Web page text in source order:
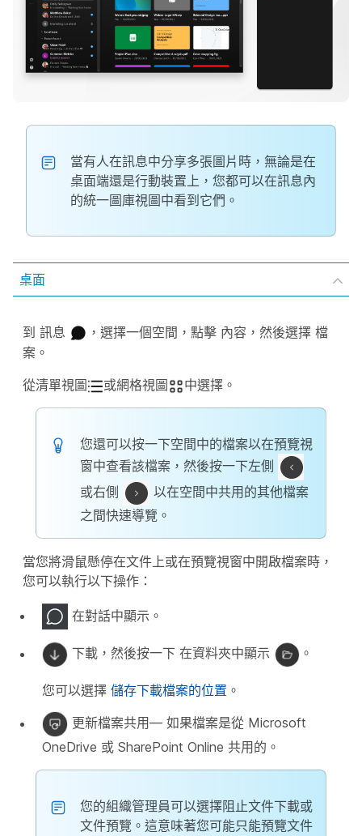
當有人在訊息中分享多張圖片時，無論是在
桌面端還是行動裝置上，您都可以在訊息內
的統一圖庫視圖中看到它們。
桌面
到 訊息 ，選擇一個空間，點擊 內容 ，然後選擇 檔
案 。
從清單視圖
或網格視圖 中選擇。
您還可以按一下空間中的檔案以在預覽視
窗中查看該檔案，然後按一下左側
或右側
以在空間中共用的其他檔案
之間快速導覽。
當您將滑鼠懸停在文件上或在預覽視窗中開啟檔案時，
您可以執行以下操作：
在對話中顯示 。
下載 ，然後按一下 在資料夾中顯示 。
您可以選擇 儲存下載檔案的位置 。
更新檔案共用— 如果檔案是從 Microsoft
OneDrive 或 SharePoint Online 共用的。
您的組織管理員可以選擇阻止文件下載或
文件預覽。這意味著您可能只能預覽文件